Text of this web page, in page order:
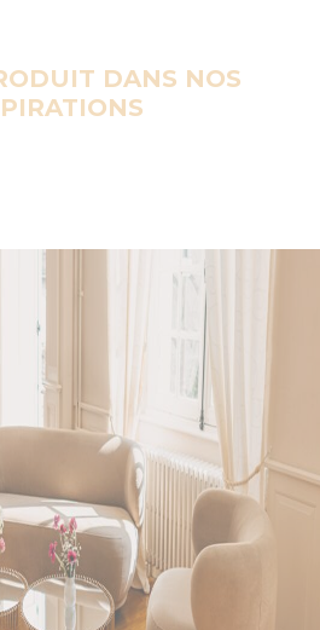
DANS NOS